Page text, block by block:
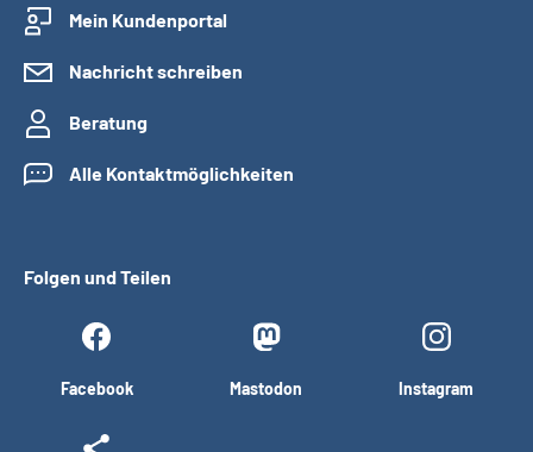
Mein Kundenportal
Nachricht schreiben
Beratung
Alle Kontaktmöglichkeiten
Folgen und Teilen
Facebook Mastodon Instagram